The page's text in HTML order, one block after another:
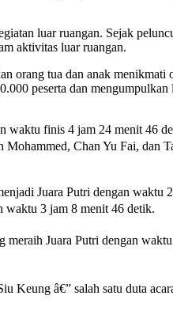
luar ruangan. Sejak
aktivitas luar ruangan.
tua dan anak menikmati
peserta dan
waktu finis 4 jam 24 menit 46
Chan Yu Fai, dan
Juara Putri dengan
waktu 3 jam 8 menit 46 detik.
Juara Putri dengan
Keung â€” salah satu duta